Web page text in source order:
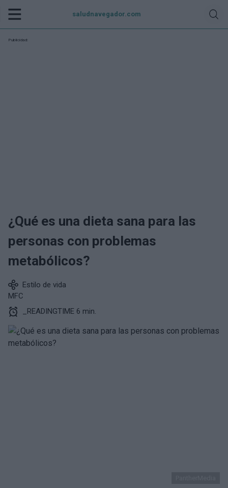
saludnavegador.com
Publicidad:
¿Qué es una dieta sana para las
personas con problemas
metabólicos?
Estilo de vida
MFC
_READINGTIME 6 min.